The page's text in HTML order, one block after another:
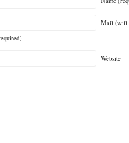
Mail (will
Website